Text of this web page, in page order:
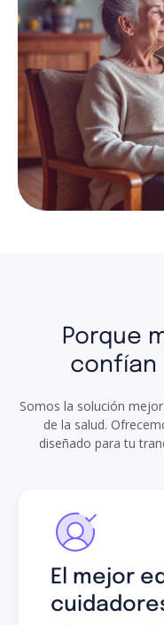
Porque
confían
Somos la solución
de la salud.
diseñado para tu
El mejor